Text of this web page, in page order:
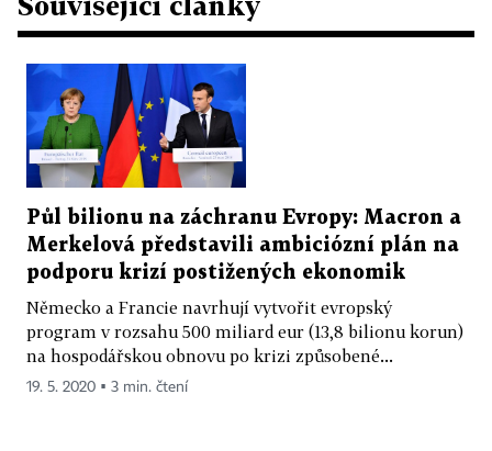
Půl bilionu na záchranu Evropy: Macron a
Merkelová představili ambiciózní plán na
podporu krizí postižených ekonomik
Německo a Francie navrhují vytvořit evropský
program v rozsahu 500 miliard eur (13,8 bilionu korun)
na hospodářskou obnovu po krizi způsobené...
19. 5. 2020 ▪ 3 min. čtení